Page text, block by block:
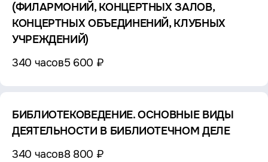
(ФИЛАРМОНИЙ, КОНЦЕРТНЫХ ЗАЛОВ,
КОНЦЕРТНЫХ ОБЪЕДИНЕНИЙ, КЛУБНЫХ
УЧРЕЖДЕНИЙ)
340 часов5 600 ₽
БИБЛИОТЕКОВЕДЕНИЕ. ОСНОВНЫЕ ВИДЫ
ДЕЯТЕЛЬНОСТИ В БИБЛИОТЕЧНОМ ДЕЛЕ
340 часов8 800 ₽